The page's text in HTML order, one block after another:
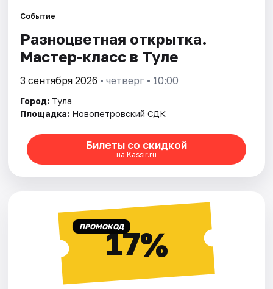
Событие
Разноцветная открытка.
Мастер-класс в Туле
3 сентября 2026 • четверг • 10:00
Город: Тула
Площадка: Новопетровский СДК
Билеты со скидкой
на Kassir.ru
ПРОМОКОД17%